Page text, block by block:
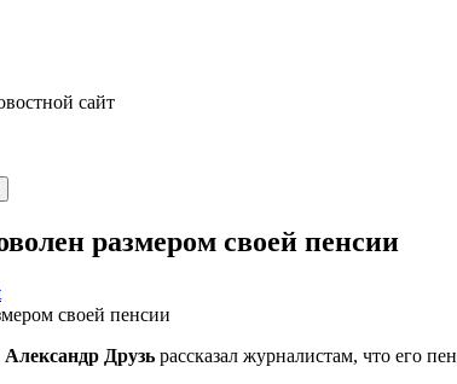
сайт
размером своей пенсии
Александр Друзь рассказал журналистам, что его